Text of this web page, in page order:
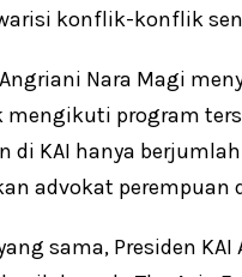
konflik-konflik
Nara Magi
program
di KAI hanya
advokat perempuan
sama, Presiden